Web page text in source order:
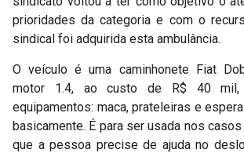
prioridades da categoria e com o
sindical foi adquirida esta ambulância.
O veículo é uma caminhonete Fiat
motor 1.4, ao custo de R$ 40 mil,
equipamentos: maca, prateleiras e
basicamente. É para ser usada nos
que a pessoa precise de ajuda no